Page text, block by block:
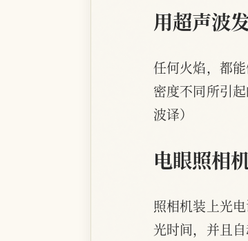
用超声波
任何火焰，都
密度不同所引
波译）
电眼照相
照相机装上光
光时间，并且